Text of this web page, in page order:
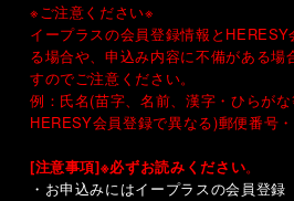
※ご注意ください※
イープラスの会員登録情報と HERESY
る場合や、申込み内容に不備がある場
すのでご注意ください。
例：氏名(苗字、名前、漢字・ひらが
HERESY会員登録で異なる)郵便番号
[注意事項]※必ずお読みください。
・お申込みにはイープラスの会員登録